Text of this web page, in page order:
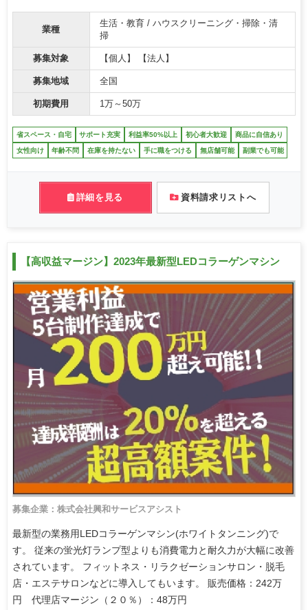
業種
生活・教育 / ハウスクリーニング・掃除・清
掃
募集対象 【個人】 【法人】
募集地域 全国
初期費用 1万～50万
省スペース・自宅 サポート充実 利益率50%以上 初心者大歓迎 商品に自信あり
女性向け 年齢不問 在庫を持たない 手に職をつける 無店舗可能 副業でも可能
詳細を見る 資料請求リストへ
【高収益マージン】2023年最新型LEDコラーゲンマシン
募集企業：株式会社興和サービスアシスト
最新型の業務用LEDコラーゲンマシン(ホワイトタンニング)で
す。 従来の蛍光灯ランプ型よりも消費電力と耐久力が大幅に改善
されています。 フィットネス・リラクゼーションサロン・脱毛
店・エステサロンなどに導入してもいます。 販売価格：242万
円 代理店マージン（２０％）：48万円